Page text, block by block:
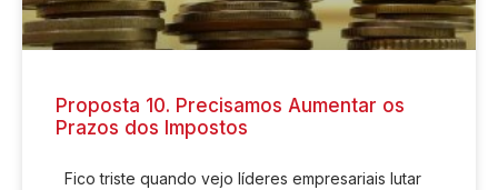
Proposta 10. Precisamos Aumentar os
Prazos dos Impostos
Fico triste quando vejo líderes empresariais lutar